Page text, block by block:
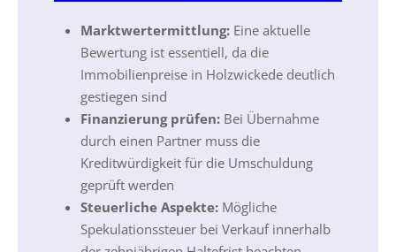
Marktwertermittlung: Eine aktuelle
Bewertung ist essentiell, da die
Immobilienpreise in Holzwickede deutlich
gestiegen sind
Finanzierung prüfen: Bei Übernahme
durch einen Partner muss die
Kreditwürdigkeit für die Umschuldung
geprüft werden
Steuerliche Aspekte: Mögliche
Spekulationssteuer bei Verkauf innerhalb